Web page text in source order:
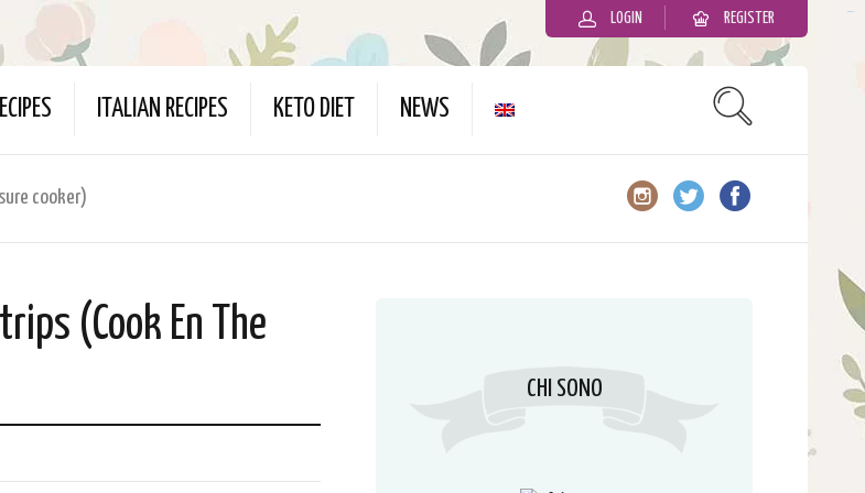
LOGIN REGISTER
ITALIAN RECIPES KETO DIET NEWS
cooker)
(Cook En The
CHI SONO